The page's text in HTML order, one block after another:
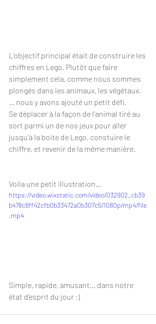
L'objectif principal était de construire les
chiffres en Lego. Plutôt que faire
simplement cela, comme nous sommes
plongés dans les animaux, les végétaux,
... nous y avons ajouté un petit défi.
Se déplacer à la façon de l'animal tiré au
sort parmi un de nos jeux pour aller
jusqu'à la boite de Lego, constuire le
chiffre, et revenir de la même manière.
Voila une petit illustration...
https://video.wixstatic.com/video/032902_cb39
b478c8ff42cfb0b33472a0b307c5/1080p/mp4/file
.mp4
Simple, rapide, amusant... dans notre
état d'esprit du jour :)